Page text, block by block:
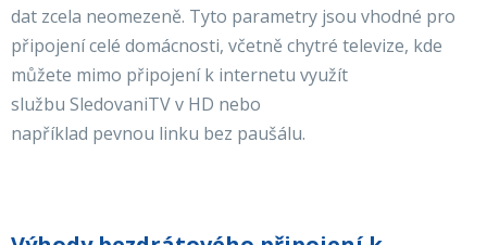
dat zcela neomezeně. Tyto parametry jsou vhodné pro
připojení celé domácnosti, včetně chytré televize, kde
můžete mimo připojení k internetu využít
službu SledovaniTV v HD nebo
například pevnou linku bez paušálu.